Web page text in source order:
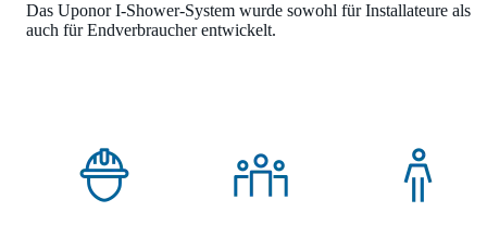
Das Uponor I-Shower-System wurde sowohl für Installateure als
auch für Endverbraucher entwickelt.